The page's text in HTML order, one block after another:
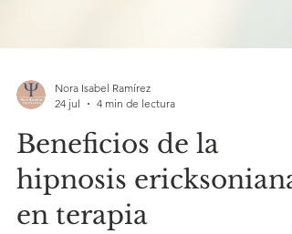
24 jul
4 min de lectura
Beneficios de la